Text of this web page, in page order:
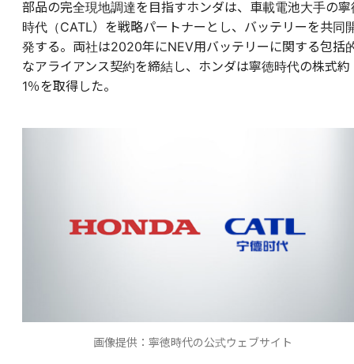
部品の完全現地調達を目指すホンダは、車載電池大手の寧
時代（CATL）を戦略パートナーとし、バッテリーを共同
発する。両社は2020年にNEV⽤バッテリーに関する包括
なアライアンス契約を締結し、ホンダは寧徳時代の株式約
1％を取得した。
画像提供：寧徳時代の公式ウェブサイト